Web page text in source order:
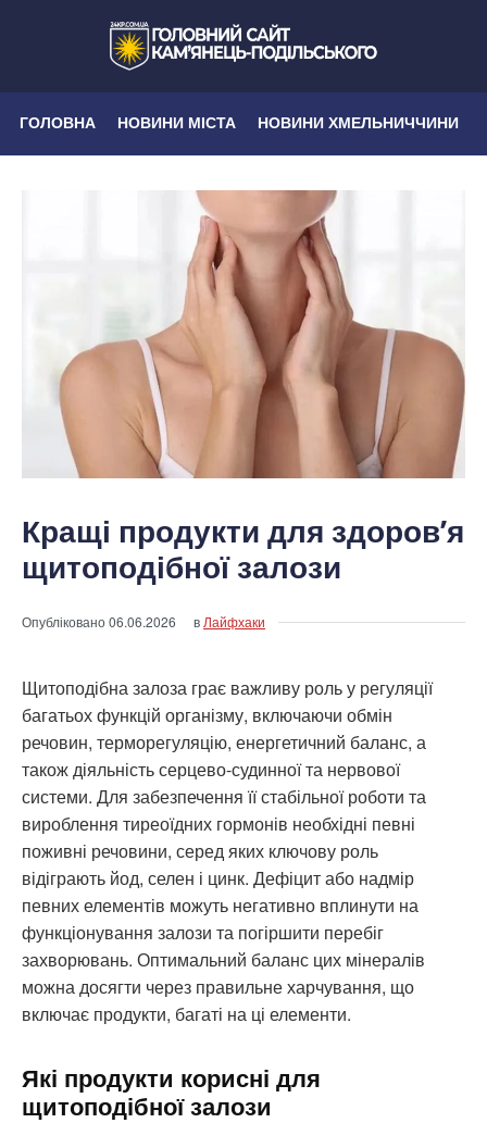
ГОЛОВНА НОВИНИ МІСТА НОВИНИ ХМЕЛЬНИЧЧИНИ
Кращі продукти для здоров’я
щитоподібної залози
Опубліковано06.06.2026 в Лайфхаки
Щитоподібна залоза грає важливу роль у регуляції
багатьох функцій організму, включаючи обмін
речовин, терморегуляцію, енергетичний баланс, а
також діяльність серцево-судинної та нервової
системи. Для забезпечення її стабільної роботи та
вироблення тиреоїдних гормонів необхідні певні
поживні речовини, серед яких ключову роль
відіграють йод, селен і цинк. Дефіцит або надмір
певних елементів можуть негативно вплинути на
функціонування залози та погіршити перебіг
захворювань. Оптимальний баланс цих мінералів
можна досягти через правильне харчування, що
включає продукти, багаті на ці елементи.
Які продукти корисні для
щитоподібної залози